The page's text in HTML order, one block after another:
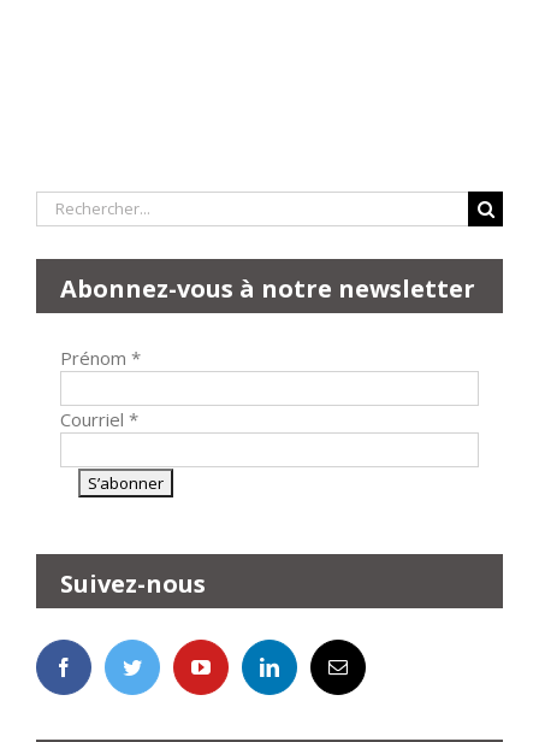
Rechercher:
Abonnez-vous à notre newsletter
Prénom *
Courriel *
Suivez-nous